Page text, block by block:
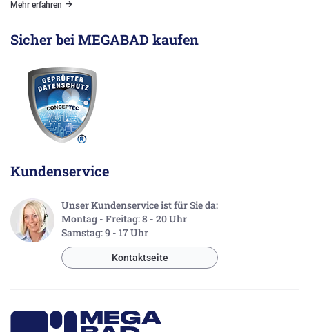
Mehr erfahren
Sicher bei MEGABAD kaufen
Kundenservice
Unser Kundenservice ist für Sie da:
Montag - Freitag: 8 - 20 Uhr
Samstag: 9 - 17 Uhr
Kontaktseite